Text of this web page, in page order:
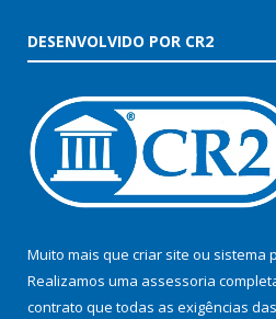
DESENVOLVIDO POR CR2
Muito mais que criar site ou sistema
Realizamos uma assessoria
contrato que todas as exigências das